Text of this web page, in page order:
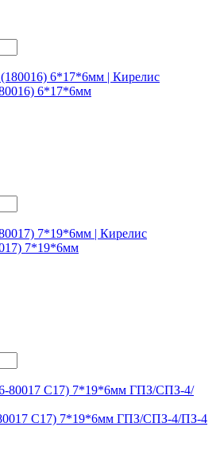
6*17*6мм
7*19*6мм
С17) 7*19*6мм ГПЗ/СПЗ-4/ПЗ-4